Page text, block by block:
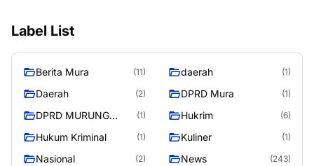
Label List
Berita Mura (11) daerah (1)
Daerah (2) DPRD Mura (1)
DPRD MURUNG
(1) Hukrim (6)
Hukum Kriminal (1) Kuliner (1)
Nasional (2) News (243)